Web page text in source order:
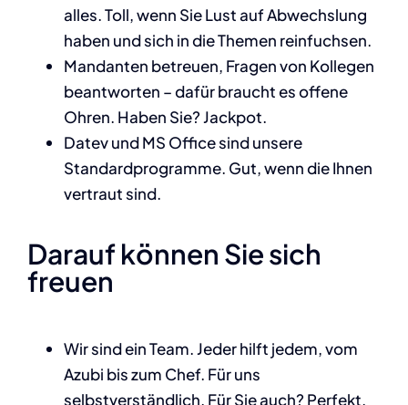
alles. Toll, wenn Sie Lust auf Abwechslung
haben und sich in die Themen reinfuchsen.
Mandanten betreuen, Fragen von Kollegen
beantworten – dafür braucht es offene
Ohren. Haben Sie? Jackpot.
Datev und MS Office sind unsere
Standardprogramme. Gut, wenn die Ihnen
vertraut sind.
Darauf können Sie sich
freuen
Wir sind ein Team. Jeder hilft jedem, vom
Azubi bis zum Chef. Für uns
selbstverständlich. Für Sie auch? Perfekt.